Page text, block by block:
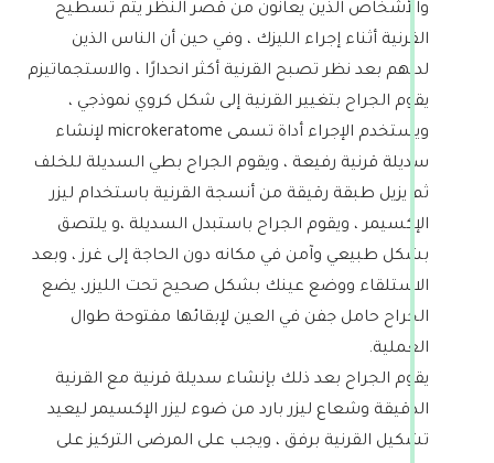
والأشخاص الذين يعانون من قصر النظر يتم تسطيح
القرنية أثناء إجراء الليزك ، وفي حين أن الناس الذين
لديهم بعد نظر تصبح القرنية أكثر انحدارًا ، والاستجماتيزم
يقوم الجراح بتغيير القرنية إلى شكل كروي نموذجي ،
ويستخدم الإجراء أداة تسمى microkeratome لإنشاء
سديلة قرنية رفيعة ، ويقوم الجراح بطي السديلة للخلف
ثم يزيل طبقة رقيقة من أنسجة القرنية باستخدام ليزر
الإكسيمر ، ويقوم الجراح باستبدل السديلة ،و يلتصق
بشكل طبيعي وآمن في مكانه دون الحاجة إلى غرز ، وبعد
الاستلقاء ووضع عينك بشكل صحيح تحت الليزر، يضع
الجراح حامل جفن في العين لإبقائها مفتوحة طوال
العملية.
يقوم الجراح بعد ذلك بإنشاء سديلة قرنية مع القرنية
الدقيقة وشعاع ليزر بارد من ضوء ليزر الإكسيمر ليعيد
تشكيل القرنية برفق ، ويجب على المرضى التركيز على